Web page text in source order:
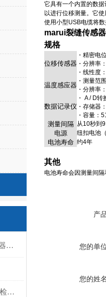
日本shinnetsu半导体/液晶加热器的特征
从晶圆到薄膜：HAYASHI目视检查灯不同型号的工业检测解决方案
它具有一个内置的数
以进行位移测量。它
使用小型USB电缆将
marui裂缝传感
规格
位移传感器
・精密电
・分辨率
・线性度
温度感应器
・测量范
・分辨率
数据记录仪
・ A / D
・存储器
・容量：
测量间隔 从10秒到
电源 纽扣电池
电池寿命 约4年
其他
电池寿命会因测量间
产
您的单
您的姓